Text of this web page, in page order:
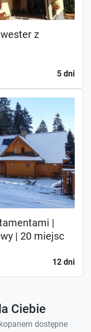
z
5 dni
|
| 20 miejsc
12 dni
Ciebie
dostępne